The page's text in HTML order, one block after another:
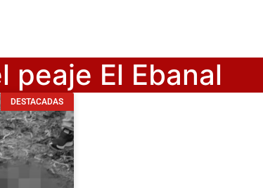
peaje El Ebanal
DESTACADAS